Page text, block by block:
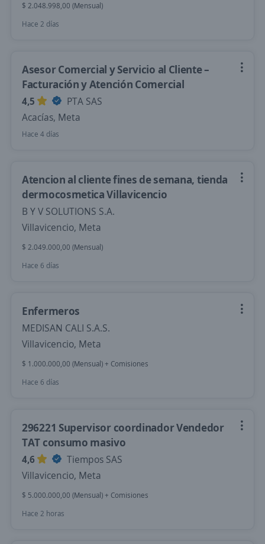
$ 2.048.998,00 (Mensual)
Hace 2 días
Asesor Comercial y Servicio al Cliente –
Facturación y Atención Comercial
4,5
PTA SAS
Acacías, Meta
Hace 4 días
Atencion al cliente fines de semana, tienda
dermocosmetica Villavicencio
B Y V SOLUTIONS S.A.
Villavicencio, Meta
$ 2.049.000,00 (Mensual)
Hace 6 días
Enfermeros
MEDISAN CALI S.A.S.
Villavicencio, Meta
$ 1.000.000,00 (Mensual) + Comisiones
Hace 6 días
296221 Supervisor coordinador Vendedor
TAT consumo masivo
4,6
Tiempos SAS
Villavicencio, Meta
$ 5.000.000,00 (Mensual) + Comisiones
Hace 2 horas